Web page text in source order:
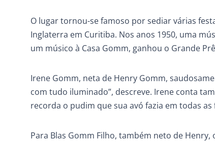
O lugar tornou-se famoso por sediar várias
Inglaterra em Curitiba. Nos anos 1950, uma
um músico à Casa Gomm, ganhou o Grande
Irene Gomm, neta de Henry Gomm,
com tudo iluminado”, descreve. Irene conta
recorda o pudim que sua avó fazia em todas
Para Blas Gomm Filho, também neto de